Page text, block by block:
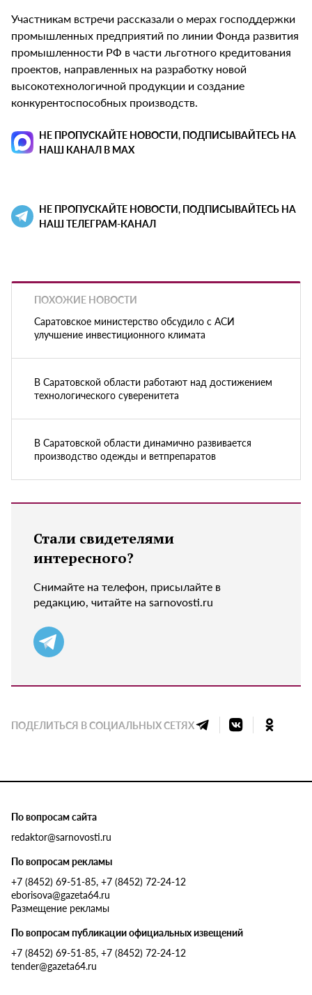
Участникам встречи рассказали о мерах господдержки
промышленных предприятий по линии Фонда развития
промышленности РФ в части льготного кредитования
проектов, направленных на разработку новой
высокотехнологичной продукции и создание
конкурентоспособных производств.
НЕ ПРОПУСКАЙТЕ НОВОСТИ, ПОДПИСЫВАЙТЕСЬ НА
НАШ КАНАЛ В MAX
НЕ ПРОПУСКАЙТЕ НОВОСТИ, ПОДПИСЫВАЙТЕСЬ НА
НАШ ТЕЛЕГРАМ-КАНАЛ
ПОХОЖИЕ НОВОСТИ
Саратовское министерство обсудило с АСИ
улучшение инвестиционного климата
В Саратовской области работают над достижением
технологического суверенитета
В Саратовской области динамично развивается
производство одежды и ветпрепаратов
Стали свидетелями
интересного?
Снимайте на телефон, присылайте в
редакцию, читайте на sarnovosti.ru
ПОДЕЛИТЬСЯ В СОЦИАЛЬНЫХ СЕТЯХ
По вопросам сайта
redaktor@sarnovosti.ru
По вопросам рекламы
+7 (8452) 69-51-85, +7 (8452) 72-24-12
eborisova@gazeta64.ru
Размещение рекламы
По вопросам публикации официальных извещений
+7 (8452) 69-51-85, +7 (8452) 72-24-12
tender@gazeta64.ru